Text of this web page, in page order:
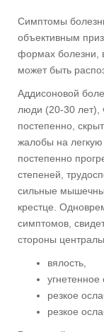
Симптомы
объективным
формах болезни,
может быть
Аддисоновой
люди (20-30 лет),
постепенно,
жалобы на
постепенно
степеней,
сильные
крестце.
симптомов,
стороны
вялость,
угнетенное
резкое
резкое